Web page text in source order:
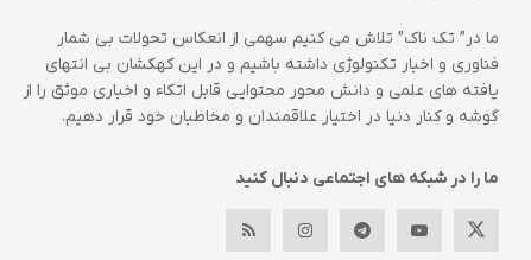
ما در” تک ناک” تلاش می کنیم سهمی از انعکاس تحولات بی شمار
فناوری و اخبار تکنولوژی داشته باشیم و در این کهکشان بی انتهای
یافته های علمی و دانش محور محتوایی قابل اتکاء و اخباری موثق را از
گوشه و کنار دنیا در اختیار علاقمندان و مخاطبان خود قرار دهیم.
ما را در شبکه های اجتماعی دنبال کنید